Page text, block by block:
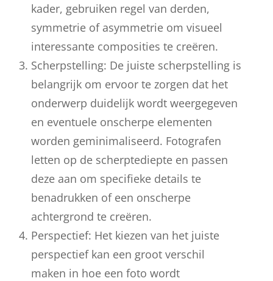
kader, gebruiken regel van derden,
symmetrie of asymmetrie om visueel
interessante composities te creëren.
Scherpstelling: De juiste scherpstelling is
belangrijk om ervoor te zorgen dat het
onderwerp duidelijk wordt weergegeven
en eventuele onscherpe elementen
worden geminimaliseerd. Fotografen
letten op de scherptediepte en passen
deze aan om specifieke details te
benadrukken of een onscherpe
achtergrond te creëren.
Perspectief: Het kiezen van het juiste
perspectief kan een groot verschil
maken in hoe een foto wordt